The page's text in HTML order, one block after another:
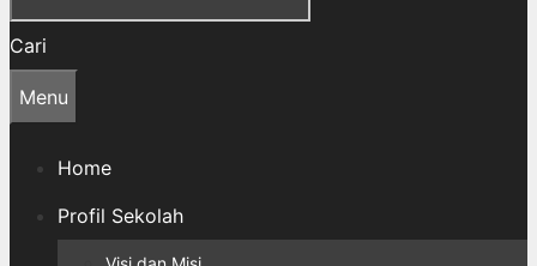
Cari
Menu
Home
Profil Sekolah